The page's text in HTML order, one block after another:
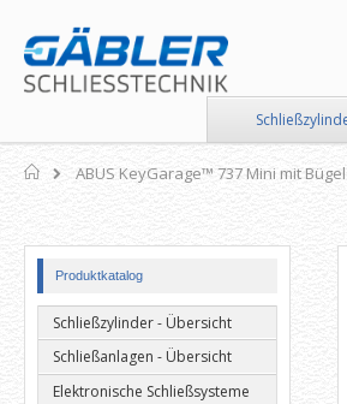
zum
Inhalt
Home
ABUS KeyGarage™ 737 Mini mit Bügel
Produktkatalog
Schließzylinder - Übersicht
Schließanlagen - Übersicht
Elektronische Schließsysteme